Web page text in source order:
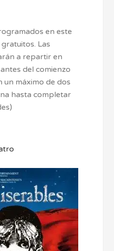
en este
Las
a repartir en
del comienzo
un máximo de dos
hasta completar